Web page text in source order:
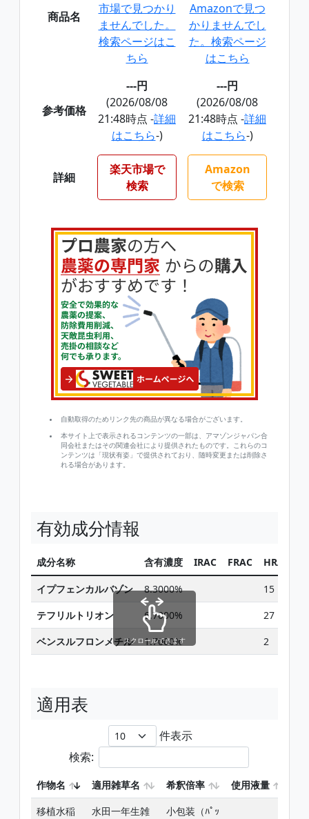
商品名
市場で見つかり
ませんでした。
検索ページはこ
ちら
Amazonで見つ
かりませんでし
た。検索ページ
はこちら
参考価格
---円
(2026/08/08
21:48時点 -詳細
はこちら-)
---円
(2026/08/08
21:48時点 -詳細
はこちら-)
詳細
楽天市場で
検索
Amazon
で検索
自動取得のためリンク先の商品が異なる場合がございます。
本サイト上で表示されるコンテンツの一部は、アマゾンジャパン合
同会社またはその関連会社により提供されたものです。これらのコ
ンテンツは「現状有姿」で提供されており、随時変更または削除さ
れる場合があります。
有効成分情報
成分名称 含有濃度 IRAC FRAC HRAC
イプフェンカルバゾン 8.3000%
15
テフリルトリオン
6.7000%
27
ベンスルフロンメチル
1.7000% 2
スクロールできます
適用表
件表示
検索:
作物名 適用雑草名 希釈倍率 使用液量
移植水稲
水田一年生雑 小包装（ﾊﾟｯ